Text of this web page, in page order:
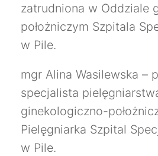
zatrudniona w Oddziale
położniczym Szpitala
w Pile.
mgr Alina Wasilewska –
specjalista
ginekologiczno-
Pielęgniarka Szpital
w Pile.